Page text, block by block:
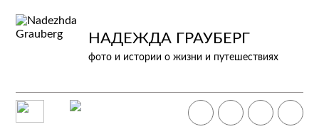
НАДЕЖДА ГРАУБЕРГ
фото и истории о жизни и путешествиях